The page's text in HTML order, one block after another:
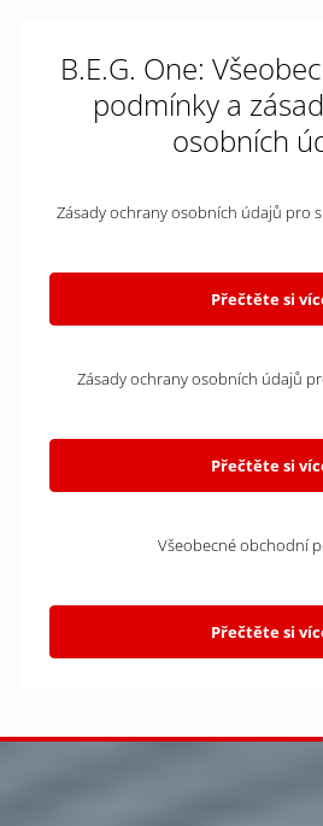
B.E.G. One:
podmínky a
osobních
Zásady ochrany osobních údajů pro
Přečtěte si
Zásady ochrany osobních údajů
Přečtěte si
Všeobecné obchodní
Přečtěte si